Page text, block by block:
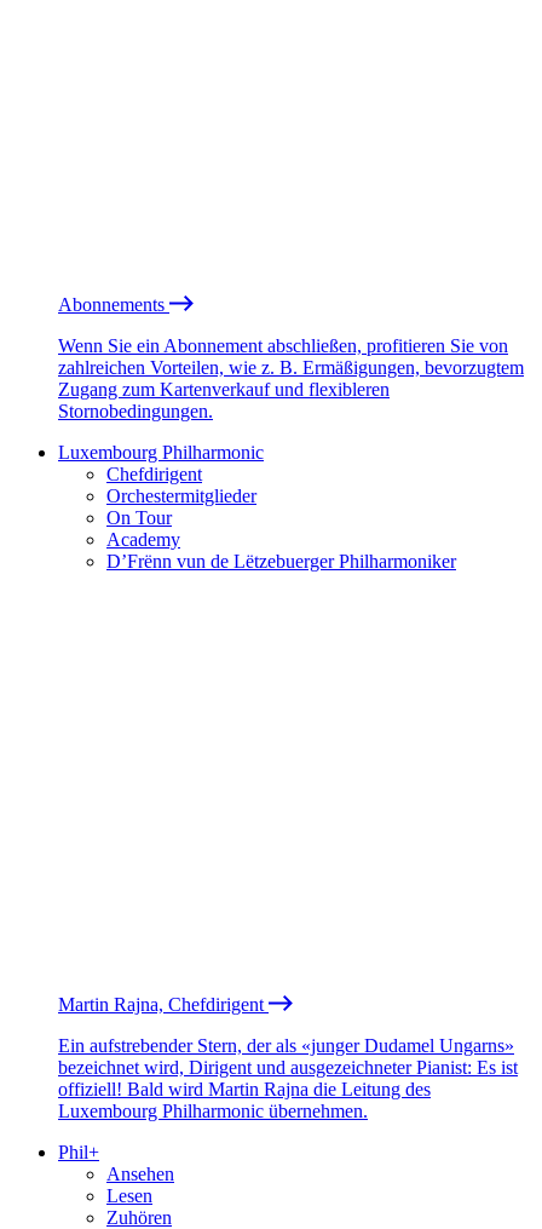
Abonnements
Wenn Sie ein Abonnement abschließen, profitieren Sie von
zahlreichen Vorteilen, wie z. B. Ermäßigungen, bevorzugtem
Zugang zum Kartenverkauf und flexibleren
Stornobedingungen.
Luxembourg Philharmonic
Chefdirigent
Orchestermitglieder
On Tour
Academy
D’Frënn vun de Lëtzebuerger Philharmoniker
Martin Rajna, Chefdirigent
Ein aufstrebender Stern, der als «junger Dudamel Ungarns»
bezeichnet wird, Dirigent und ausgezeichneter Pianist: Es ist
offiziell! Bald wird Martin Rajna die Leitung des
Luxembourg Philharmonic übernehmen.
Phil+
Ansehen
Lesen
Zuhören